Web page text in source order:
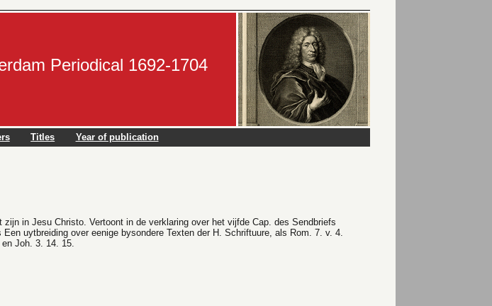
Periodical 1692-1704
Titles Year of publication
zijn in Jesu Christo. Vertoont in de verklaring over het vijfde Cap. des Sendbriefs
uytbreiding over eenige bysondere Texten der H. Schriftuure, als Rom. 7. v. 4.
Joh. 3. 14. 15.